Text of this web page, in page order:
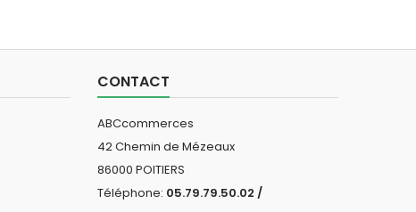
CONTACT
ABCcommerces
42 Chemin de Mézeaux
86000 POITIERS
Téléphone: 05.79.79.50.02 /